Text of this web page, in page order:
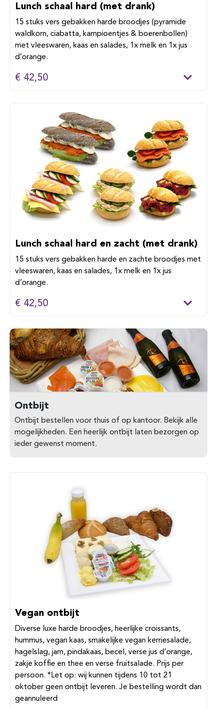
Lunch schaal hard (met drank)
15 stuks vers gebakken harde broodjes (pyramide
waldkorn, ciabatta, kampioentjes & boerenbollen)
met vleeswaren, kaas en salades, 1x melk en 1x jus
d’orange.
€ 42,50
Lunch schaal hard en zacht (met drank)
15 stuks vers gebakken harde en zachte broodjes met
vleeswaren, kaas en salades, 1x melk en 1x jus
d’orange.
€ 42,50
Ontbijt
Ontbijt bestellen voor thuis of op kantoor. Bekijk alle
mogelijkheden. Een heerlijk ontbijt laten bezorgen op
ieder gewenst moment.
Vegan ontbijt
Diverse luxe harde broodjes, heerlijke croissants,
hummus, vegan kaas, smakelijke vegan kerriesalade,
hagelslag, jam, pindakaas, becel, verse jus d’orange,
zakje koffie en thee en verse fruitsalade. Prijs per
persoon. *Let op: wij kunnen tijdens 10 tot 21
oktober geen ontbijt leveren. Je bestelling wordt dan
geannuleerd